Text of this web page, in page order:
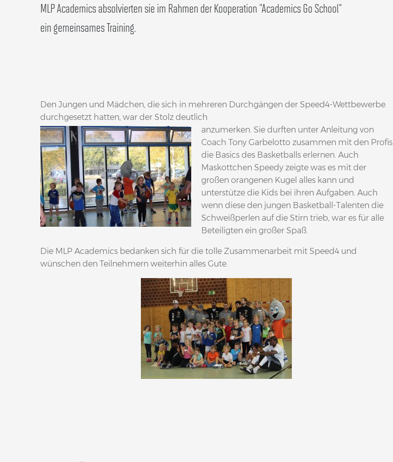
MLP Academics absolvierten sie im Rahmen der Kooperation "Academics Go School"
ein gemeinsames Training.
Den Jungen und Mädchen, die sich in mehreren Durchgängen der Speed4-Wettbewerbe
durchgesetzt hatten, war der Stolz deutlich
anzumerken. Sie durften unter Anleitung von
Coach Tony Garbelotto zusammen mit den Profis
die Basics des Basketballs erlernen. Auch
Maskottchen Speedy zeigte was es mit der
großen orangenen Kugel alles kann und
unterstütze die Kids bei ihren Aufgaben. Auch
wenn diese den jungen Basketball-Talenten die
Schweißperlen auf die Stirn trieb, war es für alle
Beteiligten ein großer Spaß.
Die MLP Academics bedanken sich für die tolle Zusammenarbeit mit Speed4 und
wünschen den Teilnehmern weiterhin alles Gute.